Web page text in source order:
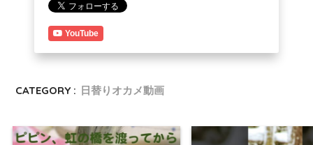
YouTube
CATEGORY : 日替りオカメ動画